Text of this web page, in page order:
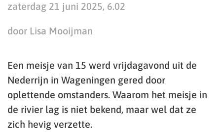
zaterdag 21 juni 2025, 6.02
door Lisa Mooijman
Een meisje van 15 werd vrijdagavond uit de
Nederrijn in Wageningen gered door
oplettende omstanders. Waarom het meisje in
de rivier lag is niet bekend, maar wel dat ze
zich hevig verzette.